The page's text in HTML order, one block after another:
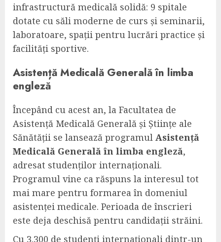
infrastructură medicală solidă: 9 spitale
dotate cu săli moderne de curs și seminarii,
laboratoare, spații pentru lucrări practice și
facilități sportive.
Asistență Medicală Generală în limba
engleză
Începând cu acest an, la Facultatea de
Asistență Medicală Generală și Științe ale
Sănătății se lansează programul Asistență
Medicală Generală în limba engleză,
adresat studenților internaționali.
Programul vine ca răspuns la interesul tot
mai mare pentru formarea în domeniul
asistenței medicale. Perioada de înscrieri
este deja deschisă pentru candidații străini.
Cu 3.300 de studenți internaționali dintr-un